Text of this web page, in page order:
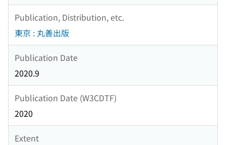
Publication, Distribution, etc.
東京 : 丸善出版
Publication Date
2020.9
Publication Date (W3CDTF)
2020
Extent